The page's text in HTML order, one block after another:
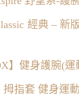
經典 –
】健身護腕(
拇指套 健身運